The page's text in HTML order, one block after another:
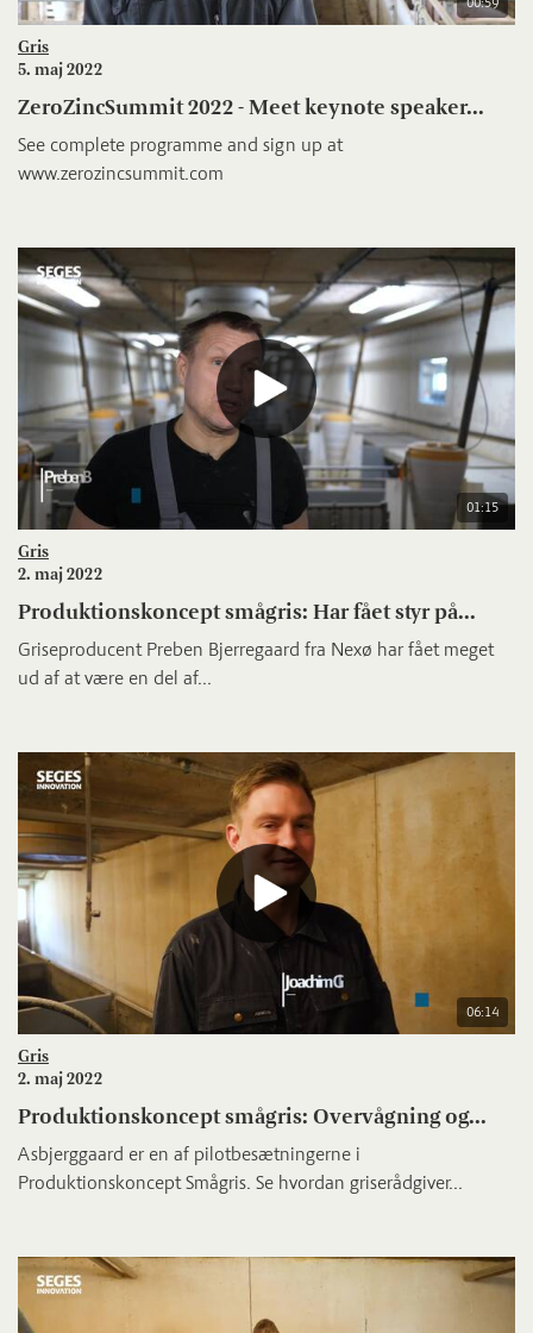
Gris
5. maj 2022
ZeroZincSummit 2022 - Meet keynote speaker...
See complete programme and sign up at
www.zerozincsummit.com
01:15
Gris
2. maj 2022
Produktionskoncept smågris: Har fået styr på...
Griseproducent Preben Bjerregaard fra Nexø har fået meget
ud af at være en del af...
06:14
Gris
2. maj 2022
Produktionskoncept smågris: Overvågning og...
Asbjerggaard er en af pilotbesætningerne i
Produktionskoncept Smågris. Se hvordan griserådgiver...